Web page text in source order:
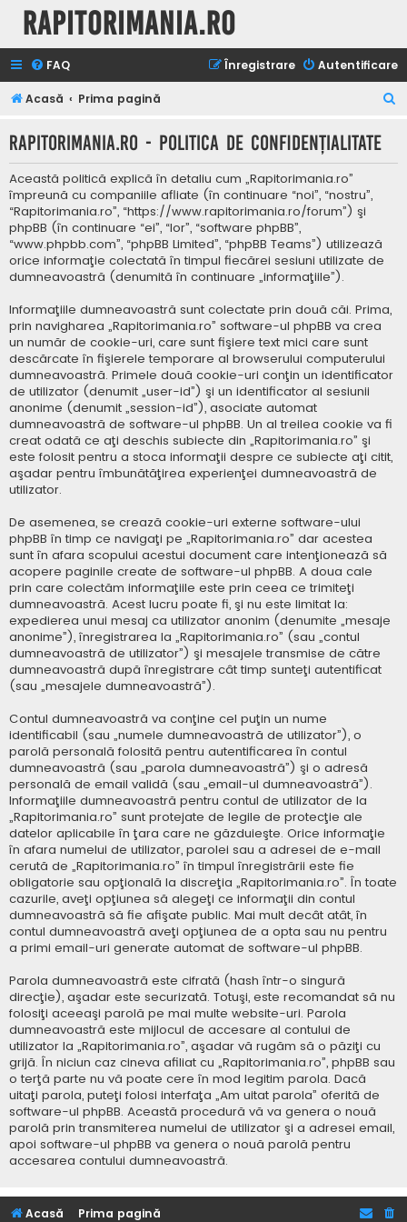
Rapitorimania.ro
FAQ Autentificare
Înregistrare
Acasă Prima pagină
t
Rapitorimania.ro - Politica de confidenţialitate
Această politică explică în detaliu cum „Rapitorimania.ro”
împreună cu companiile afliate (în continuare “noi”, “nostru”,
“Rapitorimania.ro”, “https://www.rapitorimania.ro/forum”) şi
phpBB (în continuare “ei”, “lor”, “software phpBB”,
“www.phpbb.com”, “phpBB Limited”, “phpBB Teams”) utilizează
orice informaţie colectată în timpul fiecărei sesiuni utilizate de
dumneavoastră (denumită în continuare „informaţiile”).
Informaţiile dumneavoastră sunt colectate prin două căi. Prima,
prin navigharea „Rapitorimania.ro” software-ul phpBB va crea
un număr de cookie-uri, care sunt fişiere text mici care sunt
descărcate în fişierele temporare al browserului computerului
dumneavoastră. Primele două cookie-uri conţin un identificator
de utilizator (denumit „user-id”) şi un identificator al sesiunii
anonime (denumit „session-id”), asociate automat
dumneavoastră de software-ul phpBB. Un al treilea cookie va fi
creat odată ce aţi deschis subiecte din „Rapitorimania.ro” şi
este folosit pentru a stoca informaţii despre ce subiecte aţi citit,
aşadar pentru îmbunătăţirea experienţei dumneavoastră de
utilizator.
De asemenea, se crează cookie-uri externe software-ului
phpBB în timp ce navigaţi pe „Rapitorimania.ro” dar acestea
sunt în afara scopului acestui document care intenţionează să
acopere paginile create de software-ul phpBB. A doua cale
prin care colectăm informaţiile este prin ceea ce trimiteţi
dumneavoastră. Acest lucru poate fi, şi nu este limitat la:
expedierea unui mesaj ca utilizator anonim (denumite „mesaje
anonime”), înregistrarea la „Rapitorimania.ro” (sau „contul
dumneavoastră de utilizator”) şi mesajele transmise de către
dumneavoastră după înregistrare cât timp sunteţi autentificat
(sau „mesajele dumneavoastră”).
Contul dumneavoastră va conţine cel puţin un nume
identificabil (sau „numele dumneavoastră de utilizator”), o
parolă personală folosită pentru autentificarea în contul
dumneavoastră (sau „parola dumneavoastră”) şi o adresă
personală de email validă (sau „email-ul dumneavoastră”).
Informaţiile dumneavoastră pentru contul de utilizator de la
„Rapitorimania.ro” sunt protejate de legile de protecţie ale
datelor aplicabile în ţara care ne găzduieşte. Orice informaţie
în afara numelui de utilizator, parolei sau a adresei de e-mail
cerută de „Rapitorimania.ro” în timpul înregistrării este fie
obligatorie sau opţională la discreţia „Rapitorimania.ro”. În toate
cazurile, aveţi opţiunea să alegeţi ce informaţii din contul
dumneavoastră să fie afişate public. Mai mult decât atât, în
contul dumneavoastră aveţi opţiunea de a opta sau nu pentru
a primi email-uri generate automat de software-ul phpBB.
Parola dumneavoastră este cifrată (hash într-o singură
direcţie), aşadar este securizată. Totuşi, este recomandat să nu
folosiţi aceeaşi parolă pe mai multe website-uri. Parola
dumneavoastră este mijlocul de accesare al contului de
utilizator la „Rapitorimania.ro”, aşadar vă rugăm să o păziţi cu
grijă. În niciun caz cineva afiliat cu „Rapitorimania.ro”, phpBB sau
o terţă parte nu vă poate cere în mod legitim parola. Dacă
uitaţi parola, puteţi folosi interfaţa „Am uitat parola” oferită de
software-ul phpBB. Această procedură vă va genera o nouă
parolă prin transmiterea numelui de utilizator şi a adresei email,
apoi software-ul phpBB va genera o nouă parolă pentru
accesarea contului dumneavoastră.
Acasă Prima pagină